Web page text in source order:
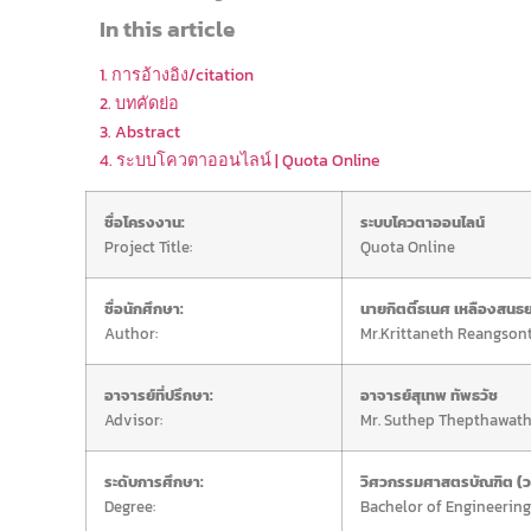
In this article
1. การอ้างอิง/citation
2. บทคัดย่อ
3. Abstract
4. ระบบโควตาออนไลน์ | Quota Online
ชื่อโครงงาน:
Project Title:
ระบบโควตาออนไลน์
Quota Online
ชื่อนักศึกษา:
Author:
นายกิตติ์ธเนศ เหลืองสนธ
Mr.Krittaneth
อาจารย์ที่ปรึกษา:
Advisor:
อาจารย์สุเทพ ทัพธวัช
Mr. Suthep Thepthawath
ระดับการศึกษา:
Degree:
วิศวกรรมศาสตรบัณฑิต (
Bachelor of Engineering